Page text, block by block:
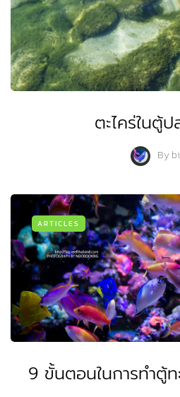
ตะไคร่ในตู้ป
By
ARTICLES
9 ขั้นตอนในการทำตู้